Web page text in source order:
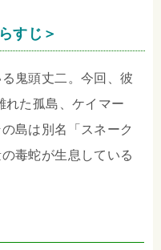
すじ＞
鬼頭丈二。今回、彼
れた孤島、ケイマー
島は別名「スネーク
毒蛇が生息している